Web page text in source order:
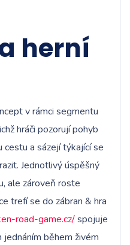
herní
v rámci segmentu
hráči pozorují pohyb
a sázejí týkající se
Jednotlivý úspěšný
ale zároveň roste
trefí se do zábran & hra
road-game.cz/spojuje
během živém